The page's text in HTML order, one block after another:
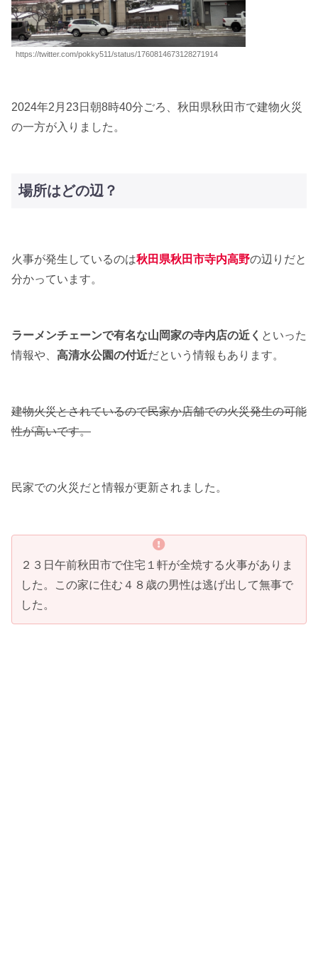
https://twitter.com/pokky511/status/1760814673128271914
2024年2月23日朝8時40分ごろ、秋田県秋田市で建物火災
の一方が入りました。
場所はどの辺？
火事が発生しているのは秋田県秋田市寺内高野の辺りだと
分かっています。
ラーメンチェーンで有名な山岡家の寺内店の近く といった
情報や、 高清水公園の付近だという情報もあります。
建物火災とされているので民家か店舗での火災発生の可能
性が高いです。
民家での火災だと情報が更新されました。
２３日午前秋田市で住宅１軒が全焼する火事がありま
した。この家に住む４８歳の男性は逃げ出して無事で
した。